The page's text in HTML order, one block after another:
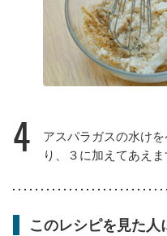
4
アスパラガスの水け
り、３に加えてあえま
このレシピを見た人